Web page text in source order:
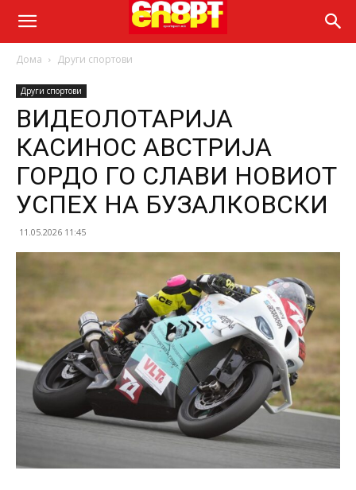
Дома Други спортови
Други спортови
ВИДЕОЛОТАРИЈА
КАСИНОС АВСТРИЈА
ГОРДО ГО СЛАВИ НОВИОТ
УСПЕХ НА БУЗАЛКОВСКИ
11.05.2026 11:45